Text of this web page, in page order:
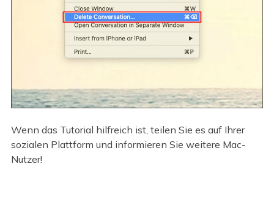
Wenn das Tutorial hilfreich ist, teilen Sie es auf Ihrer
sozialen Plattform und informieren Sie weitere Mac-
Nutzer!